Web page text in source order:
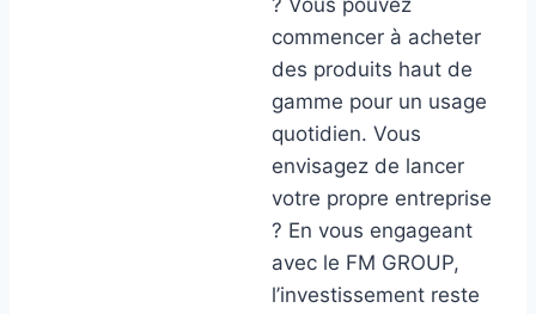
? Vous pouvez
commencer à acheter
des produits haut de
gamme pour un usage
quotidien. Vous
envisagez de lancer
votre propre entreprise
? En vous engageant
avec le FM GROUP,
l’investissement reste